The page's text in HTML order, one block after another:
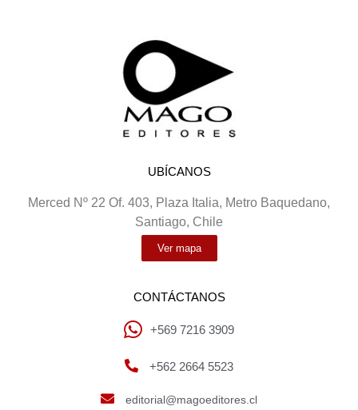
UBÍCANOS
Merced Nº 22 Of. 403, Plaza Italia, Metro Baquedano,
Santiago, Chile
Ver mapa
CONTÁCTANOS
+569 7216 3909
+562 2664 5523
editorial@magoeditores.cl